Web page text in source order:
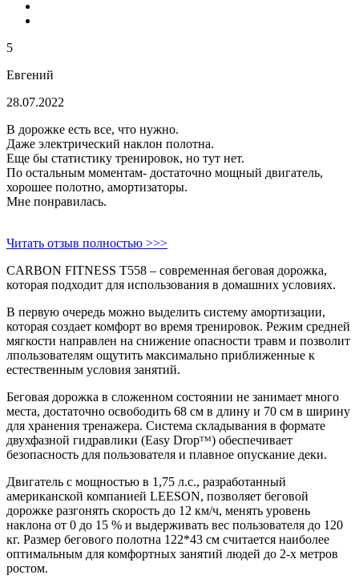
5
Евгений
28.07.2022
В дорожке есть все, что нужно.
Даже электрический наклон полотна.
Еще бы статистику тренировок, но тут нет.
По остальным моментам- достаточно мощный двигатель,
хорошее полотно, амортизаторы.
Мне понравилась.
Читать отзыв полностью >>>
CARBON FITNESS T558 – современная беговая дорожка,
которая подходит для использования в домашних условиях.
В первую очередь можно выделить систему амортизации,
которая создает комфорт во время тренировок. Режим средней
мягкости направлен на снижение опасности травм и позволит
лпользователям ощутить максимально приближенные к
естественным условия занятий.
Беговая дорожка в сложенном состоянии не занимает много
места, достаточно освободить 68 см в длину и 70 см в ширину
для хранения тренажера. Система складывания в формате
двухфазной гидравлики (Easy Dropᵀᴹ) обеспечивает
безопасность для пользователя и плавное опускание деки.
Двигатель с мощностью в 1,75 л.с., разработанный
американской компанией LEESON, позволяет беговой
дорожке разгонять скорость до 12 км/ч, менять уровень
наклона от 0 до 15 % и выдерживать вес пользователя до 120
кг. Размер бегового полотна 122*43 см считается наиболее
оптимальным для комфортных занятий людей до 2-х метров
ростом.